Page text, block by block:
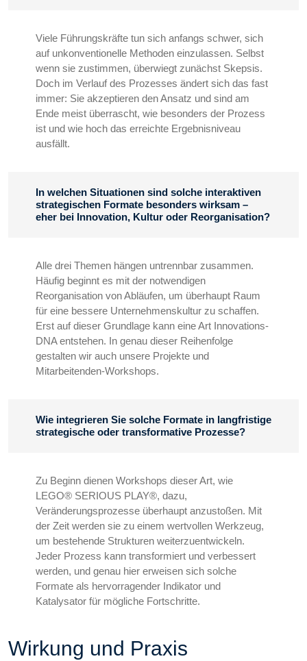
Viele Führungskräfte tun sich anfangs schwer, sich
auf unkonventionelle Methoden einzulassen. Selbst
wenn sie zustimmen, überwiegt zunächst Skepsis.
Doch im Verlauf des Prozesses ändert sich das fast
immer: Sie akzeptieren den Ansatz und sind am
Ende meist überrascht, wie besonders der Prozess
ist und wie hoch das erreichte Ergebnisniveau
ausfällt.
In welchen Situationen sind solche interaktiven
strategischen Formate besonders wirksam –
eher bei Innovation, Kultur oder Reorganisation?
Alle drei Themen hängen untrennbar zusammen.
Häufig beginnt es mit der notwendigen
Reorganisation von Abläufen, um überhaupt Raum
für eine bessere Unternehmenskultur zu schaffen.
Erst auf dieser Grundlage kann eine Art Innovations-
DNA entstehen. In genau dieser Reihenfolge
gestalten wir auch unsere Projekte und
Mitarbeitenden-Workshops.
Wie integrieren Sie solche Formate in langfristige
strategische oder transformative Prozesse?
Zu Beginn dienen Workshops dieser Art, wie
LEGO® SERIOUS PLAY®, dazu,
Veränderungsprozesse überhaupt anzustoßen. Mit
der Zeit werden sie zu einem wertvollen Werkzeug,
um bestehende Strukturen weiterzuentwickeln.
Jeder Prozess kann transformiert und verbessert
werden, und genau hier erweisen sich solche
Formate als hervorragender Indikator und
Katalysator für mögliche Fortschritte.
Wirkung und Praxis